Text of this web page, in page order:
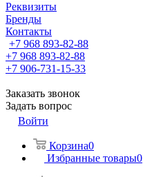
Реквизиты
Бренды
Контакты
+7 968 893-82-88
+7 968 893-82-88
+7 906-731-15-33
Заказать звонок
Задать вопрос
Войти
Корзина0
Избранные товары0